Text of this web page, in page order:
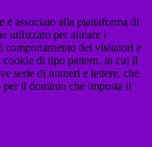
è associato alla piattaforma di
utilizzato per aiutare i
dei visitatori e
cookie di tipo pattern, in cui il
serie di numeri e lettere, che
il dominio che imposta il